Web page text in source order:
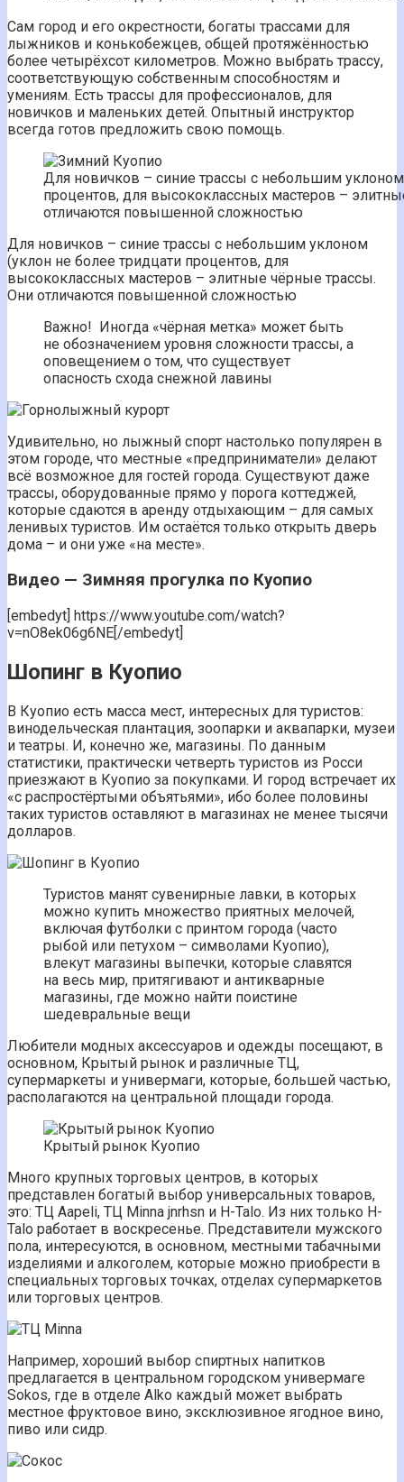
Сам город и его окрестности, богаты трассами для
лыжников и конькобежцев, общей протяжённостью
более четырёхсот километров. Можно выбрать трассу,
соответствующую собственным способностям и
умениям. Есть трассы для профессионалов, для
новичков и маленьких детей. Опытный инструктор
всегда готов предложить свою помощь.
Для новичков – синие трассы с небольшим
процентов, для высококлассных мастеров –
отличаются повышенной сложностью
Для новичков – синие трассы с небольшим уклоном
(уклон не более тридцати процентов, для
высококлассных мастеров – элитные чёрные трассы.
Они отличаются повышенной сложностью
Важно! Иногда «чёрная метка» может быть
не обозначением уровня сложности трассы, а
оповещением о том, что существует
опасность схода снежной лавины
Удивительно, но лыжный спорт настолько популярен в
этом городе, что местные «предприниматели» делают
всё возможное для гостей города. Существуют даже
трассы, оборудованные прямо у порога коттеджей,
которые сдаются в аренду отдыхающим – для самых
ленивых туристов. Им остаётся только открыть дверь
дома – и они уже «на месте».
Видео — Зимняя прогулка по Куопио
[embedyt] https://www.youtube.com/watch?
v=nO8ek06g6NE[/embedyt]
Шопинг в Куопио
В Куопио есть масса мест, интересных для туристов:
винодельческая плантация, зоопарки и аквапарки, музеи
и театры. И, конечно же, магазины. По данным
статистики, практически четверть туристов из Росси
приезжают в Куопио за покупками. И город встречает их
«с распростёртыми объятьями», ибо более половины
таких туристов оставляют в магазинах не менее тысячи
долларов.
Туристов манят сувенирные лавки, в которых
можно купить множество приятных мелочей,
включая футболки с принтом города (часто
рыбой или петухом – символами Куопио),
влекут магазины выпечки, которые славятся
на весь мир, притягивают и антикварные
магазины, где можно найти поистине
шедевральные вещи
Любители модных аксессуаров и одежды посещают, в
основном, Крытый рынок и различные ТЦ,
супермаркеты и универмаги, которые, большей частью,
располагаются на центральной площади города.
Крытый рынок Куопио
Много крупных торговых центров, в которых
представлен богатый выбор универсальных товаров,
это: ТЦ Aapeli, ТЦ Minna jnrhsn и H-Talo. Из них только H-
Talo работает в воскресенье. Представители мужского
пола, интересуются, в основном, местными табачными
изделиями и алкоголем, которые можно приобрести в
специальных торговых точках, отделах супермаркетов
или торговых центров.
Например, хороший выбор спиртных напитков
предлагается в центральном городском универмаге
Sokos, где в отделе Alko каждый может выбрать
местное фруктовое вино, эксклюзивное ягодное вино,
пиво или сидр.